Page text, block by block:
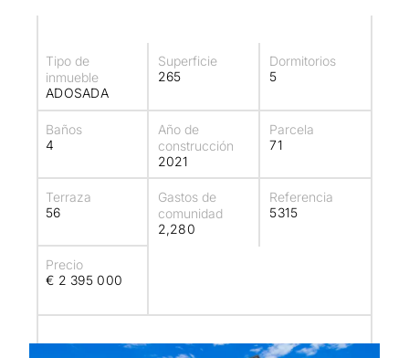
Tipo de
inmueble
ADOSADA
Superficie
265
Dormitorios
5
Baños
4
Año de
construcción
2021
Parcela
71
Terraza
56
Gastos de
comunidad
2,280
Referencia
5315
Precio
€ 2 395 000